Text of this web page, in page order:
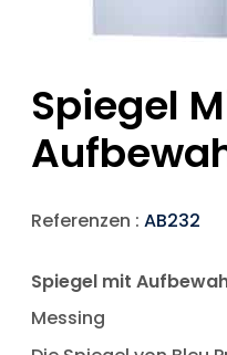
Spiegel
Referenzen : AB232
Spiegel mit
Messing